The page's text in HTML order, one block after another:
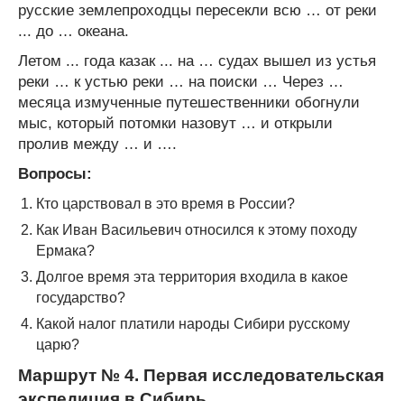
русские землепроходцы пересекли всю … от реки
... до … океана.
Летом ... года казак ... на … судах вышел из устья
реки … к устью реки … на поиски … Через …
месяца измученные путешественники обогнули
мыс, который потомки назовут … и открыли
пролив между … и ….
Вопросы:
Кто царствовал в это время в России?
Как Иван Васильевич относился к этому походу
Ермака?
Долгое время эта территория входила в какое
государство?
Какой налог платили народы Сибири русскому
царю?
Маршрут № 4. Первая исследовательская